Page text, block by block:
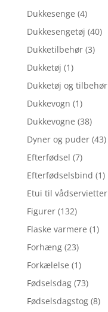
Dukkesenge (4)
Dukkesengetøj (40)
Dukketilbehør (3)
Dukketøj (1)
Dukketøj og tilbehør
Dukkevogn (1)
Dukkevogne (38)
Dyner og puder (43)
Efterfødsel (7)
Efterfødselsbind (1)
Etui til vådservietter
Figurer (132)
Flaske varmere (1)
Forhæng (23)
Forkælelse (1)
Fødselsdag (73)
Fødselsdagstog (8)